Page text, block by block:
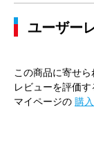
ユーザー
この商品に寄せら
レビューを評価す
マイページの 購